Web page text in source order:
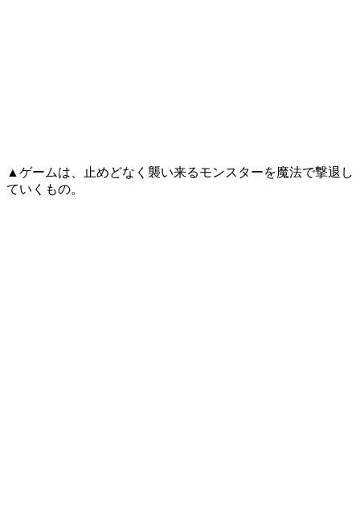
▲ゲームは、止めどなく襲い来るモンスターを魔法で撃退し
ていくもの。